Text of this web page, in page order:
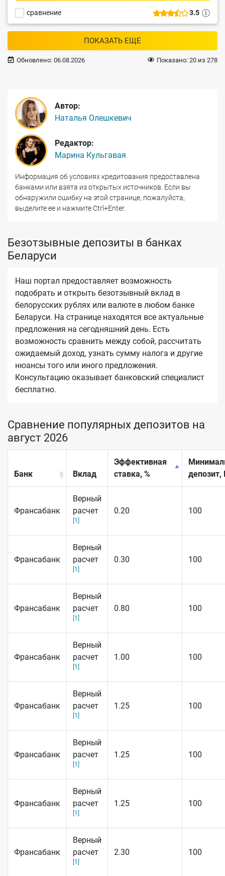
3.5
сравнение
ПОКАЗАТЬ ЕЩЕ
Обновлено: 06.08.2026 Показано: 20 из 278
Автор:
Наталья Олешкевич
Редактор:
Марина Кульгавая
Информация об условиях кредитования предоставлена
банками или взята из открытых источников. Если вы
обнаружили ошибку на этой странице, пожалуйста,
выделите ее и нажмите Ctrl+Enter.
Безотзывные депозиты в банках
Беларуси
Наш портал предоставляет возможность
подобрать и открыть безотзывный вклад в
белорусских рублях или валюте в любом банке
Беларуси. На странице находятся все актуальные
предложения на сегодняшний день. Есть
возможность сравнить между собой, рассчитать
ожидаемый доход, узнать сумму налога и другие
нюансы того или иного предложения.
Консультацию оказывает банковский специалист
бесплатно.
Сравнение популярных депозитов на
август 2026
Банк Вклад
Эффективная
ставка, %
депозит,
Франсабанк
Верный
расчет
[1]
0.20 100
Франсабанк
Верный
расчет
[1]
0.30 100
Франсабанк
Верный
расчет
[1]
0.80 100
Франсабанк
Верный
расчет
[1]
1.00 100
Франсабанк
Верный
расчет
[1]
1.25 100
Франсабанк
Верный
расчет
[1]
1.25 100
Франсабанк
Верный
расчет
[1]
1.25 100
Франсабанк
Верный
расчет
[1]
2.30 100